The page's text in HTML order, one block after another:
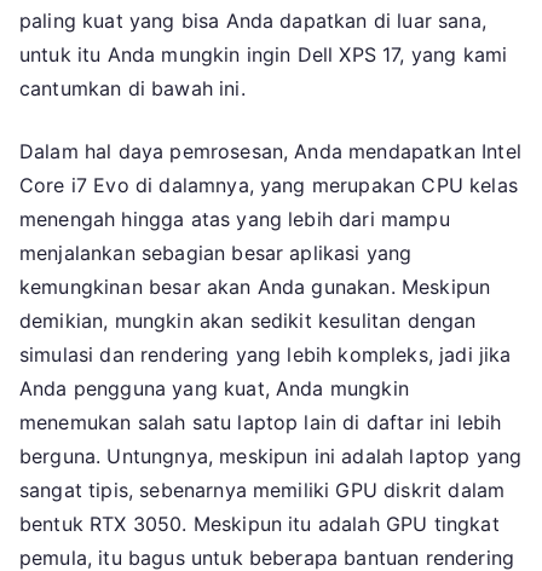
paling kuat yang bisa Anda dapatkan di luar sana,
untuk itu Anda mungkin ingin Dell XPS 17, yang kami
cantumkan di bawah ini.
Dalam hal daya pemrosesan, Anda mendapatkan Intel
Core i7 Evo di dalamnya, yang merupakan CPU kelas
menengah hingga atas yang lebih dari mampu
menjalankan sebagian besar aplikasi yang
kemungkinan besar akan Anda gunakan. Meskipun
demikian, mungkin akan sedikit kesulitan dengan
simulasi dan rendering yang lebih kompleks, jadi jika
Anda pengguna yang kuat, Anda mungkin
menemukan salah satu laptop lain di daftar ini lebih
berguna. Untungnya, meskipun ini adalah laptop yang
sangat tipis, sebenarnya memiliki GPU diskrit dalam
bentuk RTX 3050. Meskipun itu adalah GPU tingkat
pemula, itu bagus untuk beberapa bantuan rendering